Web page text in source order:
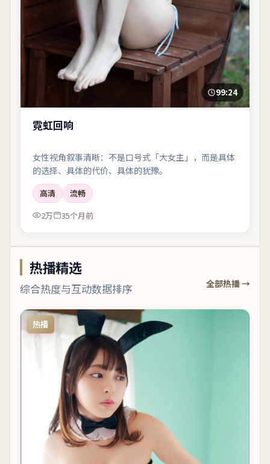
99:24
霓虹回响
女性视角叙事清晰：不是口号式「大女主」，而是具体
的选择、具体的代价、具体的犹豫。
高清
流畅
2万
35个月前
热播精选
综合热度与互动数据排序 全部热播 →
热播